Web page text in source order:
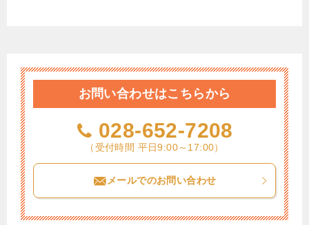
お問い合わせはこちらから
028-652-7208
（受付時間 平日9:00～17:00）
メールでのお問い合わせ